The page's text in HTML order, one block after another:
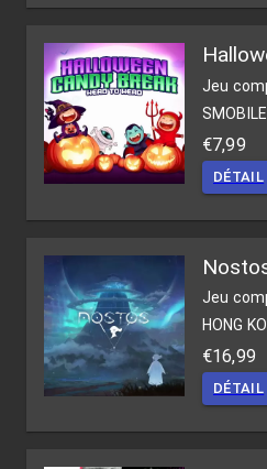
Jeu
€7,99
DÉTAIL
Jeu
HONG
€16,99
DÉTAIL